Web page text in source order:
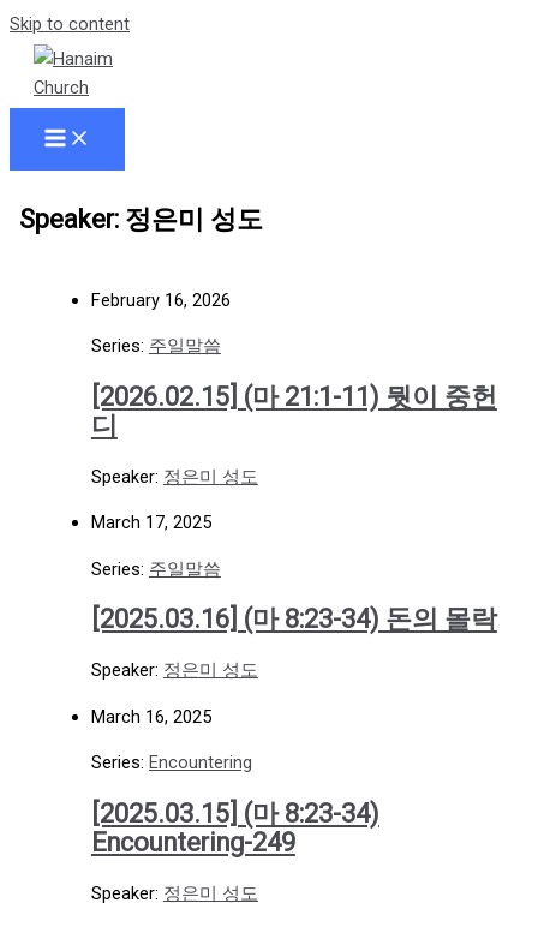
Skip to content
Speaker: 정은미 성도
February 16, 2026
Series: 주일말씀
[2026.02.15] (마 21:1-11) 뭣이 중헌
디
Speaker: 정은미 성도
March 17, 2025
Series: 주일말씀
[2025.03.16] (마 8:23-34) 돈의 몰락
Speaker: 정은미 성도
March 16, 2025
Series: Encountering
[2025.03.15] (마 8:23-34)
Encountering-249
Speaker: 정은미 성도